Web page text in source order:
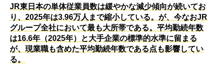
JR東日本の単体従業員数は緩やかな減少傾向が続いてお
り、2025年は3.96万人まで縮小している。が、今なおJR
グループ全社において最も大所帯である。平均勤続年数
は16.6年（2025年）と大手企業の標準的水準に留まる
が、現業職も含めた平均勤続年数である点も影響してい
る。